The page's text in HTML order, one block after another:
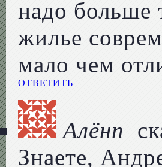
надо больше
жилье
мало чем
ОТВЕТИТЬ
Алёнп
Знаете,